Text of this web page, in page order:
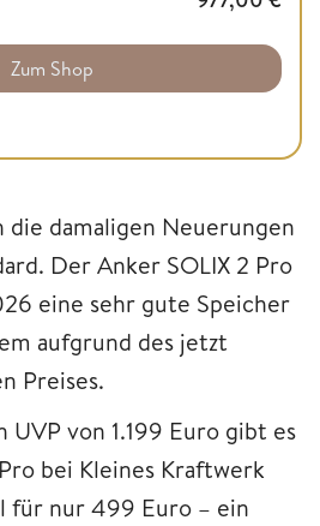
Zum Shop
damaligen Neuerungen
Der Anker SOLIX 2 Pro
eine sehr gute Speicher
aufgrund des jetzt
Preises.
von 1.199 Euro gibt es
bei Kleines Kraftwerk
für nur 499 Euro – ein